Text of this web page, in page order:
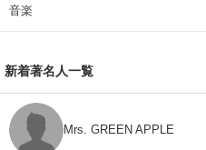
音楽
新着著名人一覧
Mrs. GREEN APPLE